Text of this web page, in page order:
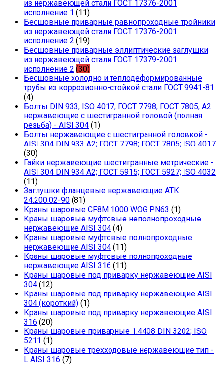
из нержавеющей стали ГОСТ 17376-2001
исполнение 1 (11)
Бесшовные приварные равнопроходные тройники
из нержавеющей стали ГОСТ 17376-2001
исполнение 2 (19)
Бесшовные приварные эллиптические заглушки
из нержавеющей стали ГОСТ 17379-2001
исполнение 2 (30)
Бесшовные холодно и теплодеформированные
трубы из коррозионно-стойкой стали ГОСТ 9941-81
(4)
Болты DIN 933; ISO 4017; ГОСТ 7798; ГОСТ 7805; А2
нержавеющие с шестигранной головой (полная
резьба) - AISI 304 (1)
Болты нержавеющие с шестигранной головкой -
AISI 304 DIN 933 A2; ГОСТ 7798; ГОСТ 7805; ISO 4017
(30)
Гайки нержавеющие шестигранные метрические -
AISI 304 DIN 934 А2; ГОСТ 5915; ГОСТ 5927; ISO 4032
(11)
Заглушки фланцевые нержавеющие АТК
24.200.02-90 (81)
Краны шаровые CF8M 1000 WOG PN63 (1)
Краны шаровые муфтовые неполнопроходные
нержавеющие AISI 304 (4)
Краны шаровые муфтовые полнопроходные
нержавеющие AISI 304 (11)
Краны шаровые муфтовые полнопроходные
нержавеющие AISI 316 (11)
Краны шаровые под приварку нержавеющие AISI
304 (12)
Краны шаровые под приварку нержавеющие AISI
304 (короткий) (1)
Краны шаровые под приварку нержавеющие AISI
316 (20)
Краны шаровые приварные 1.4408 DIN 3202; ISO
5211 (1)
Краны шаровые трехходовые нержавеющие тип -
L AISI 316 (7)